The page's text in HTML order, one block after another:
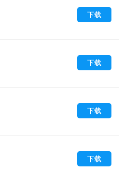
下载
下载
下载
下载